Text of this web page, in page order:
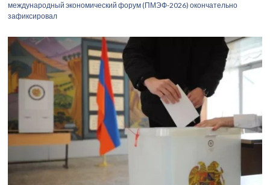
международный экономический форум (ПМЭФ-2026) окончательно
зафиксировал